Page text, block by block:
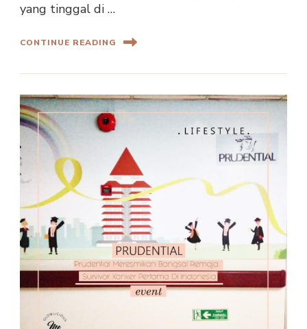
yang tinggal di …
CONTINUE READING